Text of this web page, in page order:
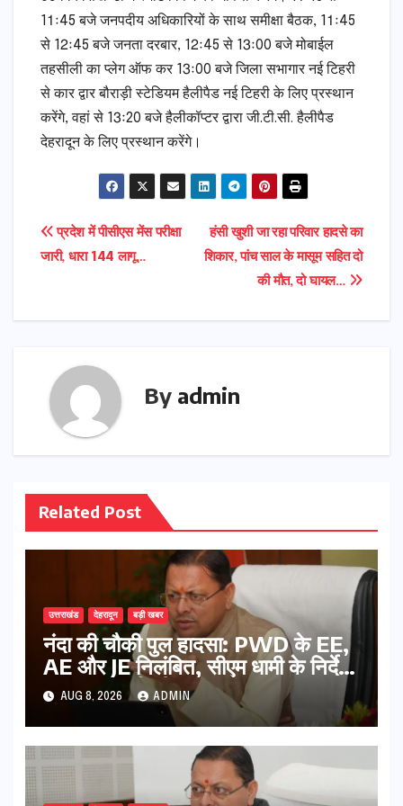
11ः45 बजे जनपदीय अधिकारियों के साथ समीक्षा बैठक, 11ः45
से 12ः45 बजे जनता दरबार, 12ः45 से 13ः00 बजे मोबाईल
तहसीली का प्लेग ऑफ कर 13ः00 बजे जिला सभागार नई टिहरी
से कार द्वार बौराड़ी स्टेडियम हैलीपैड नई टिहरी के लिए प्रस्थान
करेंगे, वहां से 13ः20 बजे हैलीकॉप्टर द्वारा जी.टी.सी. हैलीपैड
देहरादून के लिए प्रस्थान करेंगे।
Post
navigation
हंसी खुशी जा रहा परिवार हादसे का
शिकार, पांच साल के मासूम सहित दो
की मौत, दो घायल…
प्रदेश में पीसीएस मेंस परीक्षा
जारी, धारा 144 लागू…
By admin
Related Post
उत्तराखंड देहरादून बड़ी खबर
नंदा की चौकी पुल हादसा: PWD के EE,
AE और JE निलंबित, सीएम धामी के निर्देश
पर सख्त कार्रवाई
AUG 8, 2026 ADMIN